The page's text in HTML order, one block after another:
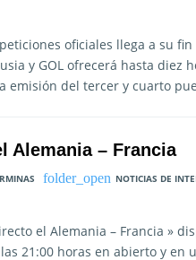
oficiales llega a su fin
y GOL ofrecerá hasta diez
emisión del tercer y cuarto
Alemania – Francia
NOTICIAS DE
el Alemania – Francia »
21:00 horas en abierto y en